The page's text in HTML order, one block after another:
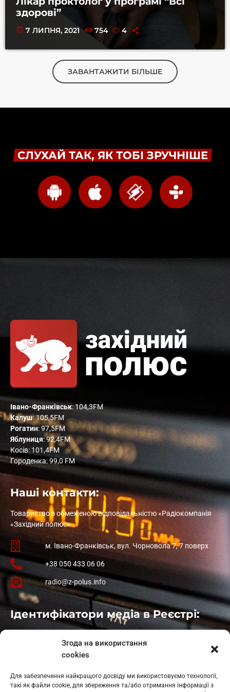
Згода на використання
cookies
Для забезпечення найкращого досвіду ми використовуємо технології,
такі як файли cookie, для збереження та/або отримання інформації з
здорові”
today 7 ЛИПНЯ, 2021 754 4
ЗАВАНТАЖИТИ БІЛЬШЕ
СЛУХАЙ ТАК, ЯК ТОБІ ЗРУЧНІШЕ
Івано-Франківськ: 104,3FM
Калуш: 105,5FM
Рогатин: 97,5FM
Яблуниця: 92,4FM
Косів: 101,4FM
Городенка: 99,0 FM
Наші контакти:
Товариство з обмеженою відповідальністю «Радіокомпанія
«Західний полюс»
м. Івано-Франківськ, вул. Чорновола 7, 7 поверх
+38 050 433 06 06
radio@z-polus.info
Ідентифікатори медіа в Реєстрі:
: L11-01410
: L11-01801
Косів: L11-01805
Гарасимів: L11-02274